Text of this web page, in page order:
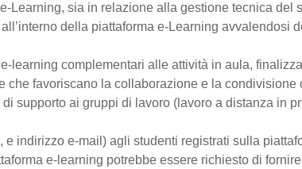
Learning, sia in relazione alla gestione tecnica del
della piattaforma e-Learning avvalendosi
learning complementari alle attività in aula,
favoriscano la collaborazione e la condivisione
supporto ai gruppi di lavoro (lavoro a distanza in
indirizzo e-mail) agli studenti registrati sulla
e-learning potrebbe essere richiesto di